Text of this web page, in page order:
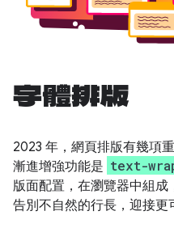
字體排版
2023 年，網頁排版有幾項
漸進增強功能是 text-
版面配置，在瀏覽器中組
告別不自然的行長，迎接更